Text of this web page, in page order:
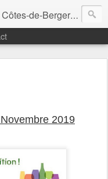
Monbazillac et Pécharmant
2019